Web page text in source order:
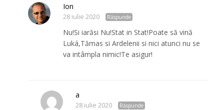
Ion
28 iulie 2020 Răspunde
Nu!Si iarăsi Nu!Stat in Stat!Poate să vină
Luká,Tămas si Ardelenii si nici atunci nu se
va intâmpla nimic!Te asigur!
a
28 iulie 2020 Răspunde